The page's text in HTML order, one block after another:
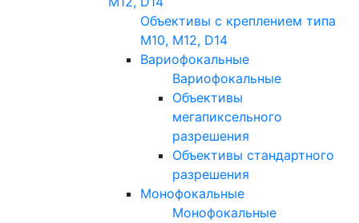
Объективы с креплением типа
M10, M12, D14
Вариофокальные
Вариофокальные
Объективы
мегапиксельного
разрешения
Объективы стандартного
разрешения
Монофокальные
Монофокальные